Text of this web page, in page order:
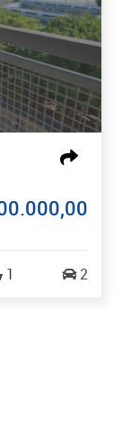
1 2